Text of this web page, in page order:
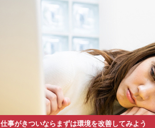
仕事がきついならまずは環境を改善してみよう